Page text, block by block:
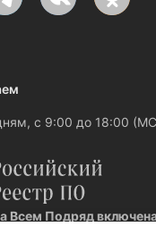
с 9:00 до 18:00
Всем Подряд